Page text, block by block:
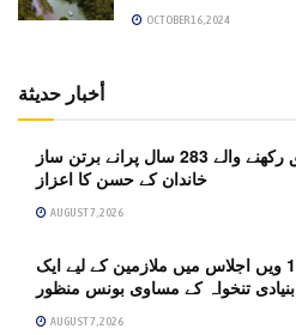
OCTOBER 16, 2024
أخبار حديثة
سندھ کے نصرپور سے تعلق رکھنے والے 283 سال پرانے برتن ساز
خاندان کے حسن کا اعزاز
AUGUST 7, 2026
پی آئی اے سی ایل بورڈ کا 102 ویں اجلاس میں ملازمین کے لیے ایک
بنیادی تنخواہ کے مساوی بونس منظور
AUGUST 7, 2026